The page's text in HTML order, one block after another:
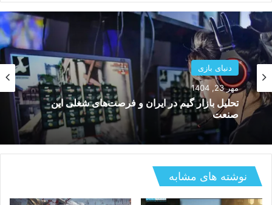
دنیای بازی
مهر 23, 1404
تحلیل بازار گیم در ایران و فرصت‌های شغلی این
صنعت
دنیای بازی
مهر 22, 1404
بررسی کامل بازی Call of Duty 2025 و تغییرات
نسخه جدید
نوشته های مشابه